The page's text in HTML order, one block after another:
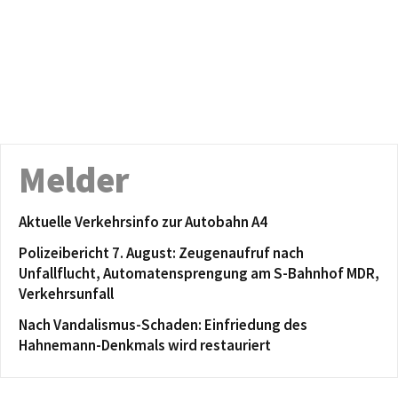
Melder
Aktuelle Verkehrsinfo zur Autobahn A4
Polizeibericht 7. August: Zeugenaufruf nach
Unfallflucht, Automatensprengung am S-Bahnhof MDR,
Verkehrsunfall
Nach Vandalismus-Schaden: Einfriedung des
Hahnemann-Denkmals wird restauriert